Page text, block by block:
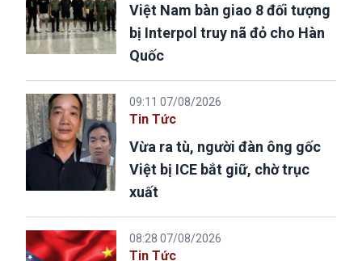
Việt Nam bàn giao 8 đối tượng
bị Interpol truy nã đỏ cho Hàn
Quốc
09:11 07/08/2026
Tin Tức
Vừa ra tù, người đàn ông gốc
Việt bị ICE bắt giữ, chờ trục
xuất
08:28 07/08/2026
Tin Tức